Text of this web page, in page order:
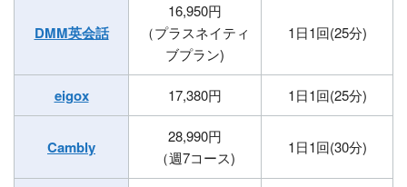
DMM英会話
16,950円
（プラスネイティ
ブプラン)
1日1回(25分)
eigox 17,380円 1日1回(25分)
Cambly
28,990円
（週7コース)
1日1回(30分)